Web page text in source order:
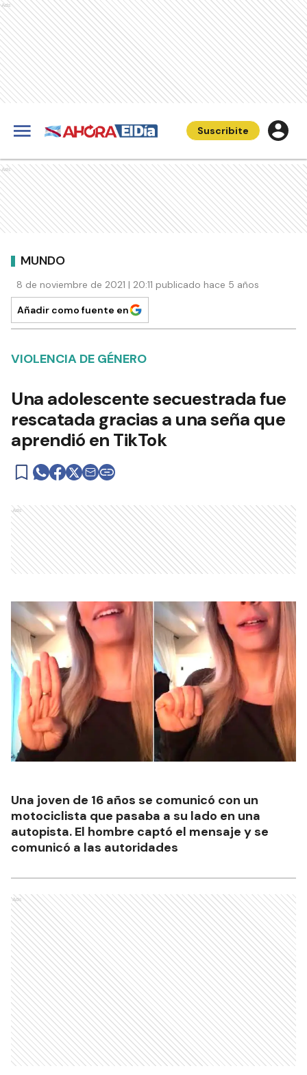
Ads
Suscribite
Ads
MUNDO
8 de noviembre de 2021 | 20:11 publicado hace 5 años
Añadir como fuente en
VIOLENCIA DE GÉNERO
Una adolescente secuestrada fue
rescatada gracias a una seña que
aprendió en TikTok
Ads
Una joven de 16 años se comunicó con un
motociclista que pasaba a su lado en una
autopista. El hombre captó el mensaje y se
comunicó a las autoridades
Ads